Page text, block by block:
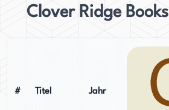
Clover Ridge Books
# Titel Jahr